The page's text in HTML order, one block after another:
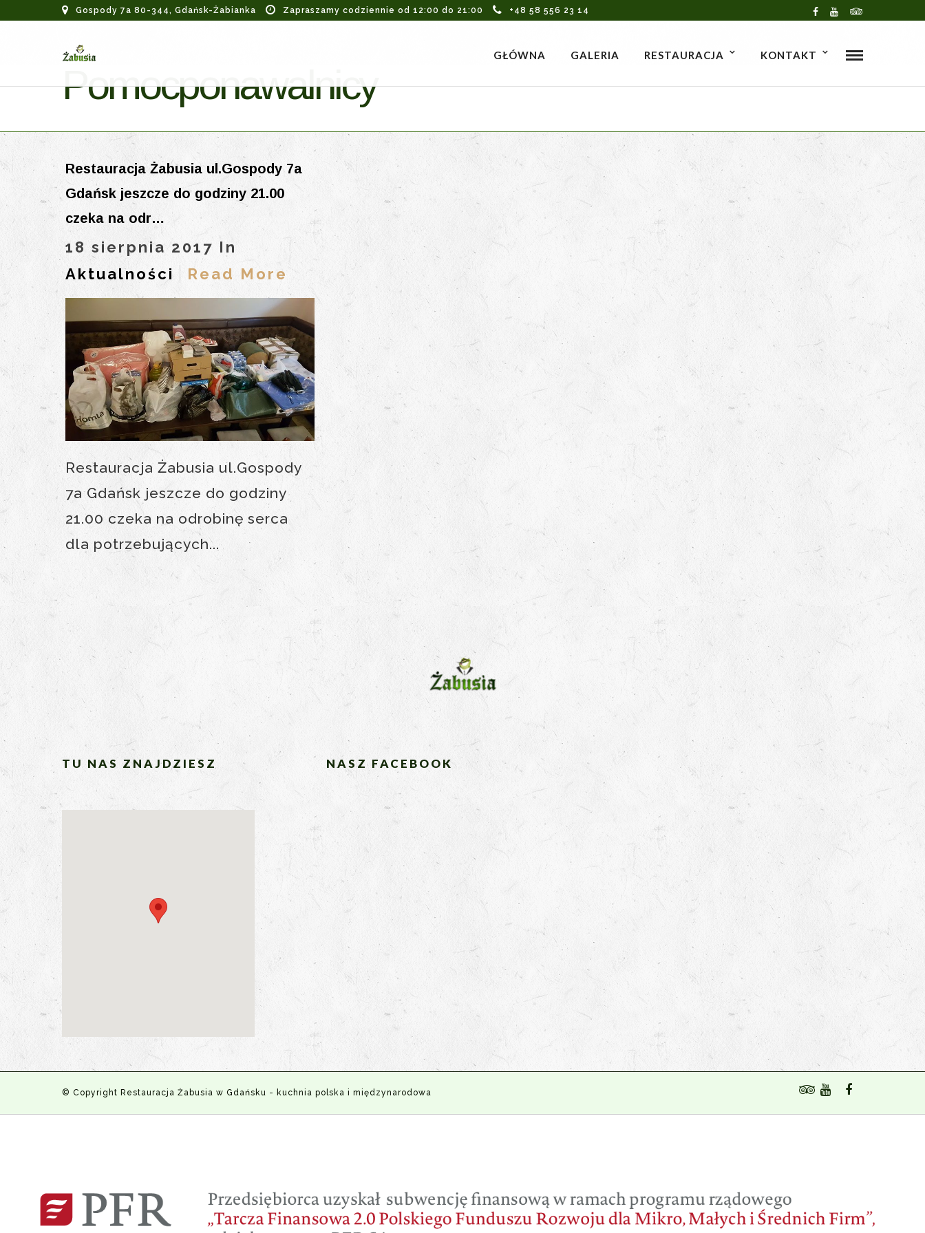
Gospody 7a 80-344, Gdańsk-Żabianka Zapraszamy codziennie od 12:00 do 21:00 +48 58 556 23 14
GŁÓWNA GALERIA RESTAURACJA KONTAKT
Pomocponawalnicy
Restauracja Żabusia ul.Gospody 7a
Gdańsk jeszcze do godziny 21.00
czeka na odr…
18 sierpnia 2017 In
Aktualności
Read More
Restauracja Żabusia ul.Gospody
7a Gdańsk jeszcze do godziny
21.00 czeka na odrobinę serca
dla potrzebujących...
TU NAS ZNAJDZIESZ NASZ FACEBOOK
© Copyright Restauracja Żabusia w Gdańsku - kuchnia polska i międzynarodowa